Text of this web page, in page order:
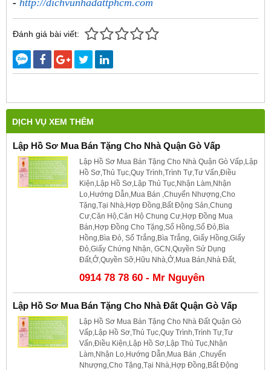
Đánh giá bài viết:
DỊCH VỤ XEM THÊM
Lập Hồ Sơ Mua Bán Tặng Cho Nhà Quận Gò Vấp
Lập Hồ Sơ Mua Bán Tặng Cho Nhà Quận Gò Vấp,Lập
Hồ Sơ,Thủ Tục,Quy Trình,Trình Tự,Tư Vấn,Điều
Kiện,Lập Hồ Sơ,Lập Thủ Tục,Nhận Làm,Nhận
Lo,Hướng Dẫn,Mua Bán ,Chuyển Nhượng,Cho
Tặng,Tại Nhà,Hợp Đồng,Bất Động Sản,Chung
Cư,Căn Hộ,Căn Hộ Chung Cư,Hợp Đồng Mua
Bán,Hợp Đồng Cho Tặng,Sổ Hồng,Sổ Đỏ,Bìa
Hồng,Bìa Đỏ, Sổ Trắng,Bìa Trắng, Giấy Hồng,Giấy
Đỏ,Giấy Chứng Nhận, GCN,Quyền Sử Dụng
Đất,Ở,Quyền Sỡ,Hữu Nhà,Ở,Mua Bán,Nhà Đất,
0914 78 78 60 - Mr Nguyên
Lập Hồ Sơ Mua Bán Tặng Cho Nhà Đất Quận Gò Vấp
Lập Hồ Sơ Mua Bán Tặng Cho Nhà Đất Quận Gò
Vấp,Lập Hồ Sơ,Thủ Tục,Quy Trình,Trình Tự,Tư
Vấn,Điều Kiện,Lập Hồ Sơ,Lập Thủ Tục,Nhận
Làm,Nhận Lo,Hướng Dẫn,Mua Bán ,Chuyển
Nhượng,Cho Tặng,Tại Nhà,Hợp Đồng,Bất Động